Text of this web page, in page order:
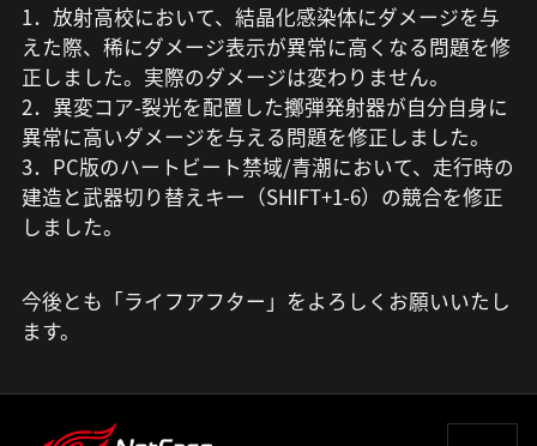
1．放射高校において、結晶化感染体にダメージを与
えた際、稀にダメージ表示が異常に高くなる問題を修
正しました。実際のダメージは変わりません。
2．異変コア-裂光を配置した擲弾発射器が自分自身に
異常に高いダメージを与える問題を修正しました。
3．PC版のハートビート禁域/青潮において、走行時の
建造と武器切り替えキー（SHIFT+1-6）の競合を修正
しました。
今後とも「ライフアフター」をよろしくお願いいたし
ます。